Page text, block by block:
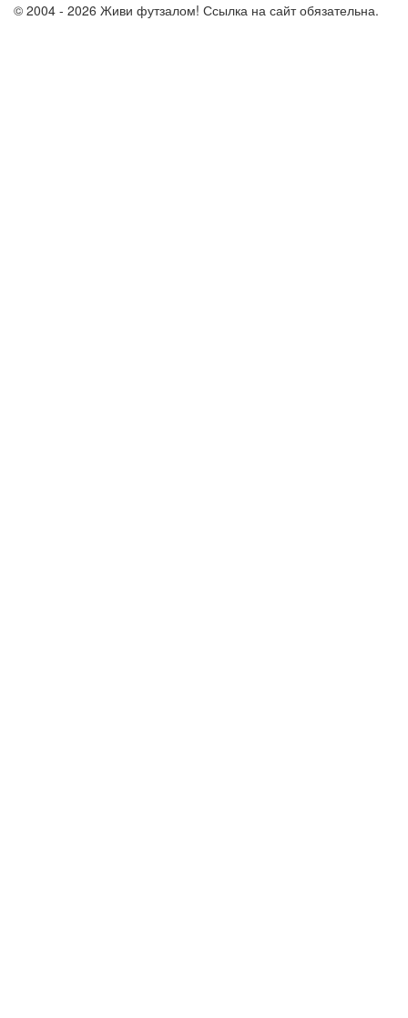
© 2004 - 2026 Живи футзалом! Ссылка на сайт обязательна.